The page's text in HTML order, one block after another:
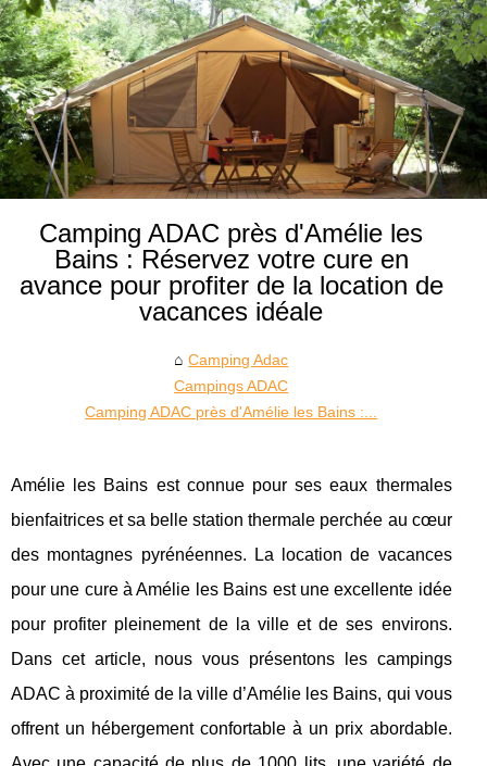
Camping ADAC près d'Amélie les
Bains : Réservez votre cure en
avance pour profiter de la location de
vacances idéale
Camping Adac
Campings ADAC
Camping ADAC près d'Amélie les Bains :...
Amélie les Bains est connue pour ses eaux thermales
bienfaitrices et sa belle station thermale perchée au cœur
des montagnes pyrénéennes. La location de vacances
pour une cure à Amélie les Bains est une excellente idée
pour profiter pleinement de la ville et de ses environs.
Dans cet article, nous vous présentons les campings
ADAC à proximité de la ville d’Amélie les Bains, qui vous
offrent un hébergement confortable à un prix abordable.